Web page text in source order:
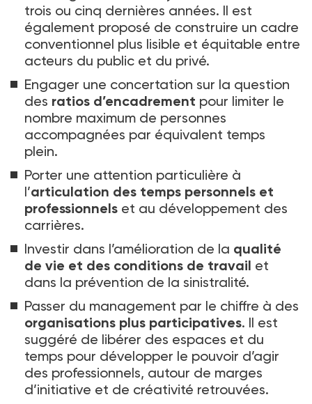
trois ou cinq dernières années. Il est
également proposé de construire un cadre
conventionnel plus lisible et équitable entre
acteurs du public et du privé.
Engager une concertation sur la question
des ratios d’encadrement pour limiter le
nombre maximum de personnes
accompagnées par équivalent temps
plein.
Porter une attention particulière à
l’articulation des temps personnels et
professionnels et au développement des
carrières.
Investir dans l’amélioration de la qualité
de vie et des conditions de travail et
dans la prévention de la sinistralité.
Passer du management par le chiffre à des
organisations plus participatives. Il est
suggéré de libérer des espaces et du
temps pour développer le pouvoir d’agir
des professionnels, autour de marges
d’initiative et de créativité retrouvées.